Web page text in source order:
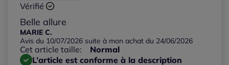
Les plus anciens
Notes les plus élevées
Vérifié
Belle allure
MARIE C.
Avis du 10/07/2026 suite à mon achat du 24/06/2026
Cet article taille:
Normal
L’article est conforme à la description